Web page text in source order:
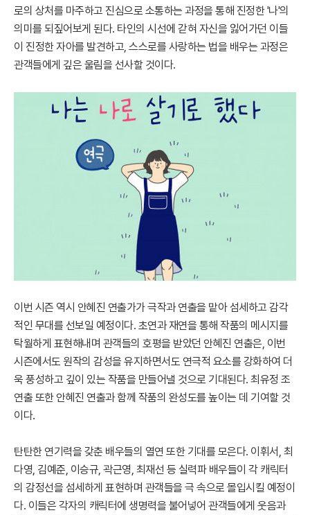
로의 상처를 마주하고 진심으로 소통하는 과정을 통해 진정한 '나'의
의미를 되짚어보게 된다. 타인의 시선에 갇혀 자신을 잃어가던 이들
이 진정한 자아를 발견하고, 스스로를 사랑하는 법을 배우는 과정은
관객들에게 깊은 울림을 선사할 것이다.
이번 시즌 역시 안혜진 연출가가 극작과 연출을 맡아 섬세하고 감각
적인 무대를 선보일 예정이다. 초연과 재연을 통해 작품의 메시지를
탁월하게 표현해내며 관객들의 호평을 받았던 안혜진 연출은, 이번
시즌에서도 원작의 감성을 유지하면서도 연극적 요소를 강화하여 더
욱 풍성하고 깊이 있는 작품을 만들어낼 것으로 기대된다. 최유정 조
연출 또한 안혜진 연출과 함께 작품의 완성도를 높이는 데 기여할 것
이다.
탄탄한 연기력을 갖춘 배우들의 열연 또한 기대를 모은다. 이휘서, 최
다영, 김예준, 이승규, 곽근영, 최재선 등 실력파 배우들이 각 캐릭터
의 감정선을 섬세하게 표현하며 관객들을 극 속으로 몰입시킬 예정이
다. 이들은 각자의 캐릭터에 생명력을 불어넣어 관객들에게 웃음과